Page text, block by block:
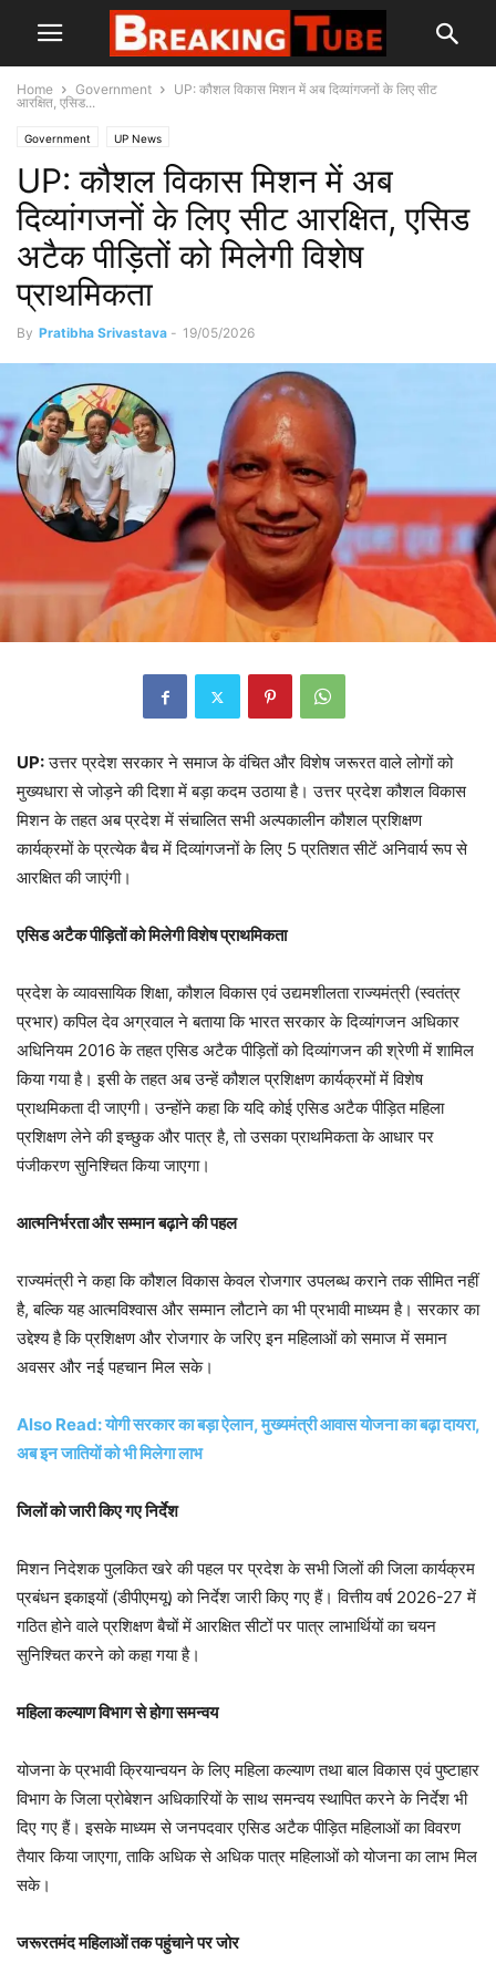
Home Government
UP: कौशल विकास मिशन में अब दिव्यांगजनों के लिए सीट
आरक्षित, एसिड...
Government UP News
UP: कौशल विकास मिशन में अब
दिव्यांगजनों के लिए सीट आरक्षित, एसिड
अटैक पीड़ितों को मिलेगी विशेष
प्राथमिकता
By Pratibha Srivastava - 19/05/2026
UP:उत्तर प्रदेश सरकार ने समाज के वंचित और विशेष जरूरत वाले लोगों को
मुख्यधारा से जोड़ने की दिशा में बड़ा कदम उठाया है। उत्तर प्रदेश कौशल विकास
मिशन के तहत अब प्रदेश में संचालित सभी अल्पकालीन कौशल प्रशिक्षण
कार्यक्रमों के प्रत्येक बैच में दिव्यांगजनों के लिए 5 प्रतिशत सीटें अनिवार्य रूप से
आरक्षित की जाएंगी।
एसिड अटैक पीड़ितों को मिलेगी विशेष प्राथमिकता
प्रदेश के व्यावसायिक शिक्षा, कौशल विकास एवं उद्यमशीलता राज्यमंत्री (स्वतंत्र
प्रभार) कपिल देव अग्रवाल ने बताया कि भारत सरकार के दिव्यांगजन अधिकार
अधिनियम 2016 के तहत एसिड अटैक पीड़ितों को दिव्यांगजन की श्रेणी में शामिल
किया गया है। इसी के तहत अब उन्हें कौशल प्रशिक्षण कार्यक्रमों में विशेष
प्राथमिकता दी जाएगी। उन्होंने कहा कि यदि कोई एसिड अटैक पीड़ित महिला
प्रशिक्षण लेने की इच्छुक और पात्र है, तो उसका प्राथमिकता के आधार पर
पंजीकरण सुनिश्चित किया जाएगा।
आत्मनिर्भरता और सम्मान बढ़ाने की पहल
राज्यमंत्री ने कहा कि कौशल विकास केवल रोजगार उपलब्ध कराने तक सीमित नहीं
है, बल्कि यह आत्मविश्वास और सम्मान लौटाने का भी प्रभावी माध्यम है। सरकार का
उद्देश्य है कि प्रशिक्षण और रोजगार के जरिए इन महिलाओं को समाज में समान
अवसर और नई पहचान मिल सके।
Also Read: योगी सरकार का बड़ा ऐलान, मुख्यमंत्री आवास योजना का बढ़ा दायरा,
अब इन जातियों को भी मिलेगा लाभ
जिलों को जारी किए गए निर्देश
मिशन निदेशक पुलकित खरे की पहल पर प्रदेश के सभी जिलों की जिला कार्यक्रम
प्रबंधन इकाइयों (डीपीएमयू) को निर्देश जारी किए गए हैं। वित्तीय वर्ष 2026-27 में
गठित होने वाले प्रशिक्षण बैचों में आरक्षित सीटों पर पात्र लाभार्थियों का चयन
सुनिश्चित करने को कहा गया है।
महिला कल्याण विभाग से होगा समन्वय
योजना के प्रभावी क्रियान्वयन के लिए महिला कल्याण तथा बाल विकास एवं पुष्टाहार
विभाग के जिला प्रोबेशन अधिकारियों के साथ समन्वय स्थापित करने के निर्देश भी
दिए गए हैं। इसके माध्यम से जनपदवार एसिड अटैक पीड़ित महिलाओं का विवरण
तैयार किया जाएगा, ताकि अधिक से अधिक पात्र महिलाओं को योजना का लाभ मिल
सके।
जरूरतमंद महिलाओं तक पहुंचाने पर जोर